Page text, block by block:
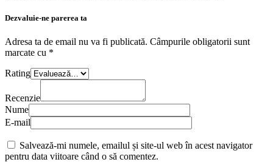
Dezvaluie-ne parerea ta
Adresa ta de email nu va fi publicată. Câmpurile obligatorii sunt
marcate cu *
Rating
Recenzie
Nume
E-mail
Salvează-mi numele, emailul și site-ul web în acest navigator
pentru data viitoare când o să comentez.